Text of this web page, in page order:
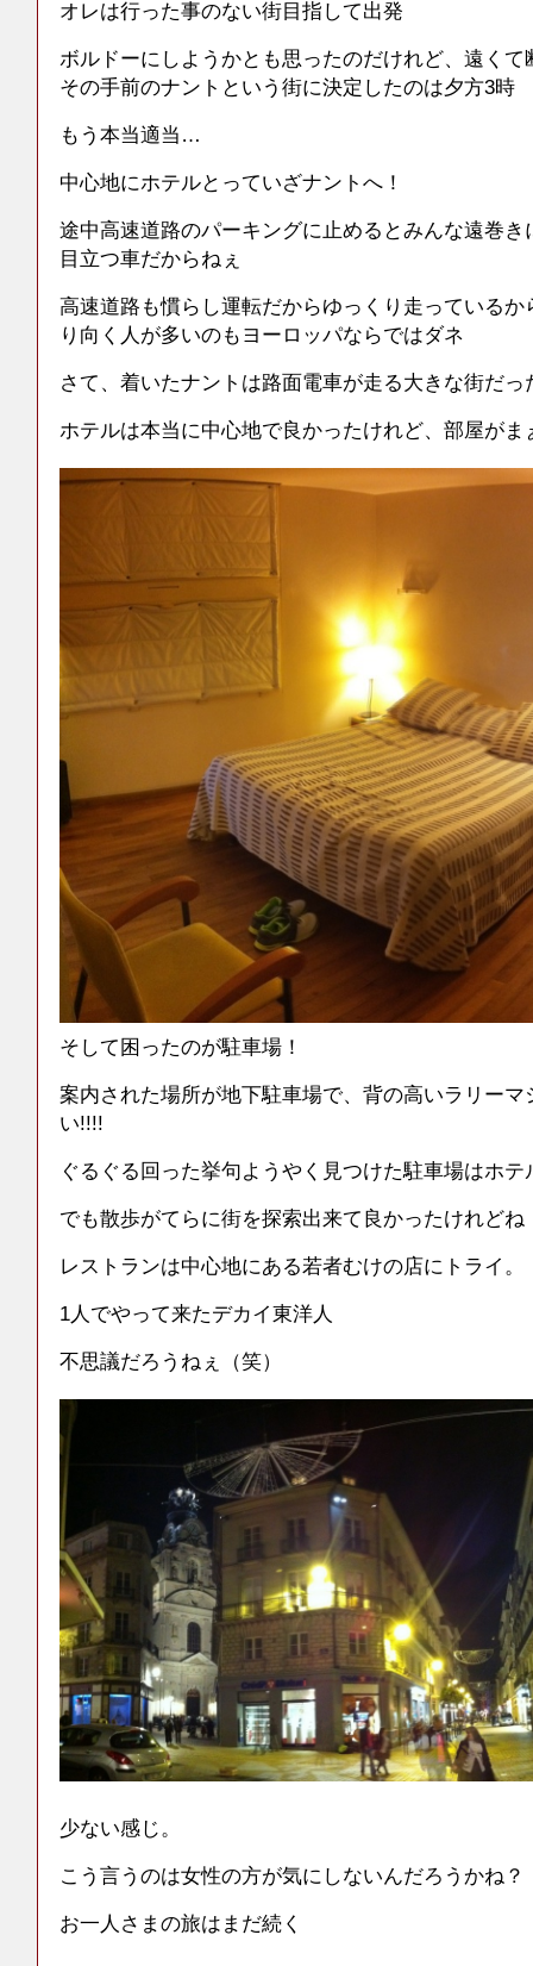
オレは行った事のない街目指して出発
ボルドーにしようかとも思ったのだけれど、遠くて
その手前のナントという街に決定したのは夕方3時
もう本当適当…
中心地にホテルとっていざナントへ！
途中高速道路のパーキングに止めるとみんな遠巻
目立つ車だからねぇ
高速道路も慣らし運転だからゆっくり走っている
り向く人が多いのもヨーロッパならではダネ
さて、着いたナントは路面電車が走る大きな街だっ
ホテルは本当に中心地で良かったけれど、部屋が
そして困ったのが駐車場！
案内された場所が地下駐車場で、背の高いラリーマ
い!!!!
ぐるぐる回った挙句ようやく見つけた駐車場はホ
でも散歩がてらに街を探索出来て良かったけれどね
レストランは中心地にある若者むけの店にトライ。
1人でやって来たデカイ東洋人
不思議だろうねぇ（笑）
少ない感じ。
こう言うのは女性の方が気にしないんだろうかね？
お一人さまの旅はまだ続く